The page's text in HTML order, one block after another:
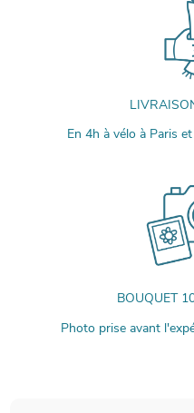
En 4h à vélo à Paris
BOUQUET
Photo prise avant